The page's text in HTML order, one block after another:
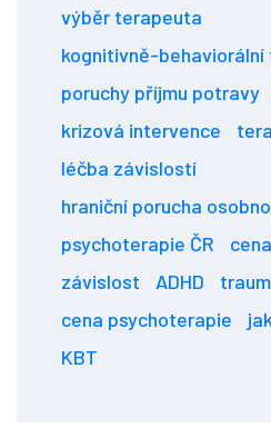
výběr terapeuta
kognitivně-behaviorální
poruchy příjmu potravy
krizová intervence
léčba závislostí
hraniční porucha
psychoterapie ČR
závislost
ADHD
cena psychoterapie
KBT